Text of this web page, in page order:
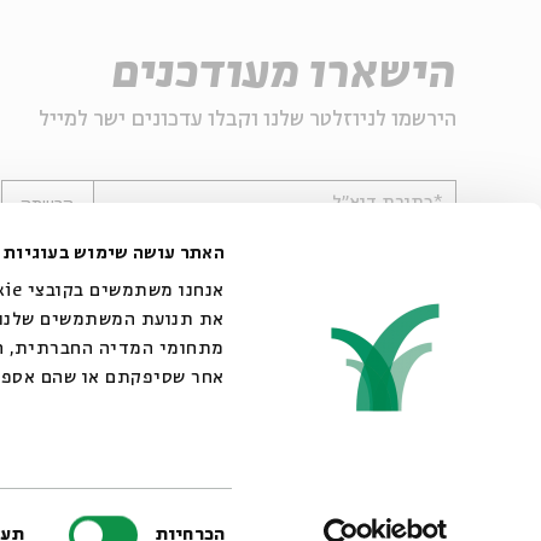
האתר עושה שימוש בעוגיות
את תנועת המשתמשים
מתחומי המדיה החברתית,
אחר שסיפקתם או שהם
הכרחיות
הישארו מעודכנים
הירשמו לניוזלטר שלנו וקבלו עדכונים ישר למייל
*כתובת דוא"ל הרשמה